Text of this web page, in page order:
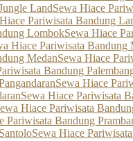
LandSewa Hiace
Pariwisata Bandung
LombokSewa Hiace
Hiace Pariwisata Bandung
MedanSewa Hiace
Bandung
Sewa Hiace
Sewa Hiace Pariwisata
Hiace Pariwisata
Pariwisata Bandung
Sewa Hiace